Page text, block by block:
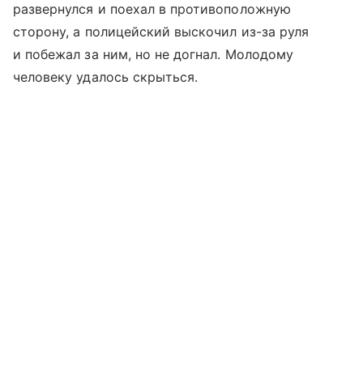
развернулся и поехал в противоположную
сторону, а полицейский выскочил из-за руля
и побежал за ним, но не догнал. Молодому
человеку удалось скрыться.